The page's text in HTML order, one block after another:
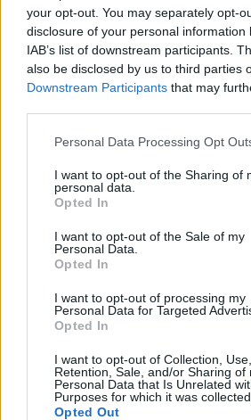
your opt-out. You may separately opt-
disclosure of your personal information
IAB’s list of downstream participants.
also be disclosed by us to third parties
Downstream Participants that may
Personal Data Processing Opt
I want to opt-out of the Sharing of
personal data.
Opted In
I want to opt-out of the Sale of my
Personal Data.
Opted In
I want to opt-out of processing my
Personal Data for Targeted
Opted In
I want to opt-out of Collection, Use,
Retention, Sale, and/or Sharing of
Personal Data that Is Unrelated
Purposes for which it was collected.
Opted Out